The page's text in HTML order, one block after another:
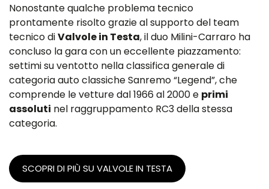
Nonostante qualche problema tecnico
prontamente risolto grazie al supporto del team
tecnico diValvole in Testa, il duo Milini-Carraro ha
concluso la gara con un eccellente piazzamento:
settimi su ventotto nella classifica generale di
categoria auto classiche Sanremo “Legend”, che
comprende le vetture dal 1966 al 2000 e primi
assoluti nel raggruppamento RC3 della stessa
categoria.
SCOPRI DI PIÙ SU VALVOLE IN TESTA